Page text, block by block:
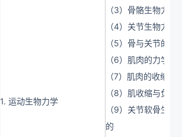
1. 运动生物力学
（3）骨骼生物力
（4）关节生物力学
（5）骨与关节的运
（6）肌肉的力学
（7）肌肉的收缩形
（8）肌收缩与负荷
（9）关节软骨生
的